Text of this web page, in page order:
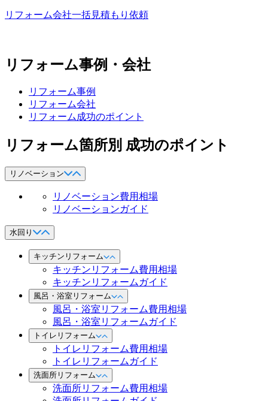
リフォーム会社一括見積もり依頼
リフォーム事例・会社
リフォーム事例
リフォーム会社
リフォーム成功のポイント
リフォーム箇所別 成功のポイント
リノベーション
リノベーション費用相場
リノベーションガイド
水回り
キッチンリフォーム
キッチンリフォーム費用相場
キッチンリフォームガイド
風呂・浴室リフォーム
風呂・浴室リフォーム費用相場
風呂・浴室リフォームガイド
トイレリフォーム
トイレリフォーム費用相場
トイレリフォームガイド
洗面所リフォーム
洗面所リフォーム費用相場